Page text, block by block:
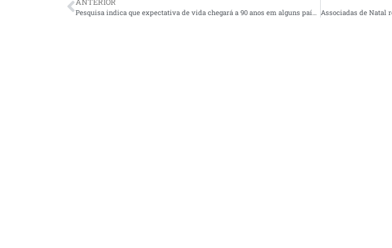
ANTERIOR
Pesquisa indica que expectativa de vida chegará a 90 anos em alguns países